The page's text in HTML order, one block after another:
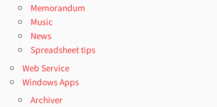
Memorandum
Music
News
Spreadsheet tips
Web Service
Windows Apps
Archiver